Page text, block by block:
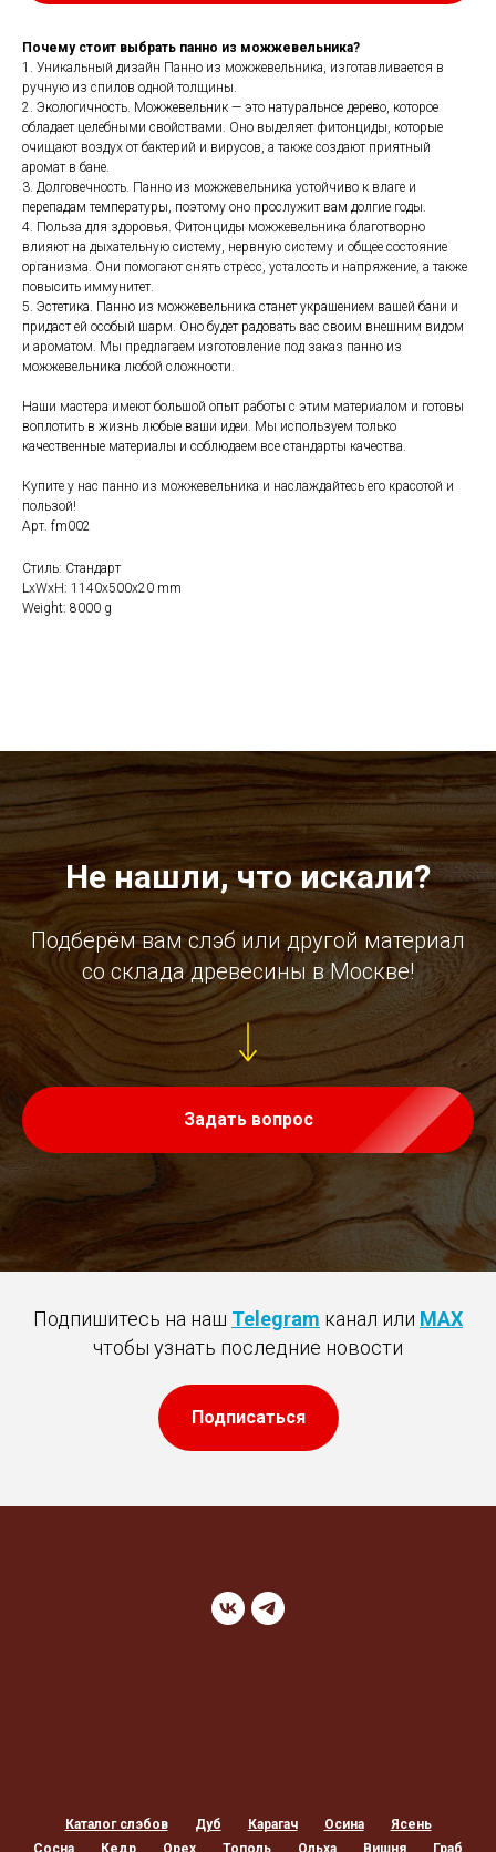
Почему стоит выбрать панно из можжевельника?
1. Уникальный дизайн Панно из можжевельника, изготавливается в
ручную из спилов одной толщины.
2. Экологичность. Можжевельник — это натуральное дерево, которое
обладает целебными свойствами. Оно выделяет фитонциды, которые
очищают воздух от бактерий и вирусов, а также создают приятный
аромат в бане.
3. Долговечность. Панно из можжевельника устойчиво к влаге и
перепадам температуры, поэтому оно прослужит вам долгие годы.
4. Польза для здоровья. Фитонциды можжевельника благотворно
влияют на дыхательную систему, нервную систему и общее состояние
организма. Они помогают снять стресс, усталость и напряжение, а также
повысить иммунитет.
5. Эстетика. Панно из можжевельника станет украшением вашей бани и
придаст ей особый шарм. Оно будет радовать вас своим внешним видом
и ароматом. Мы предлагаем изготовление под заказ панно из
можжевельника любой сложности.
Наши мастера имеют большой опыт работы с этим материалом и готовы
воплотить в жизнь любые ваши идеи. Мы используем только
качественные материалы и соблюдаем все стандарты качества.
Купите у нас панно из можжевельника и наслаждайтесь его красотой и
пользой!
Арт. fm002
Стиль: Стандарт
LxWxH: 1140x500x20 mm
Weight: 8000 g
Не нашли, что искали?
Подберём вам слэб или другой материал
со склада древесины в Москве!
Задать вопрос
Подпишитесь на наш Telegram канал или MAX
чтобы узнать последние новости
Подписаться
Каталог слэбов Дуб Карагач Осина
Ясень
Сосна
Кедр Орех Тополь Ольха Вишня Граб